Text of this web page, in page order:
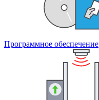
Программное обеспечение